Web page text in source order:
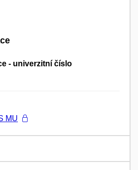
- univerzitní číslo
MU